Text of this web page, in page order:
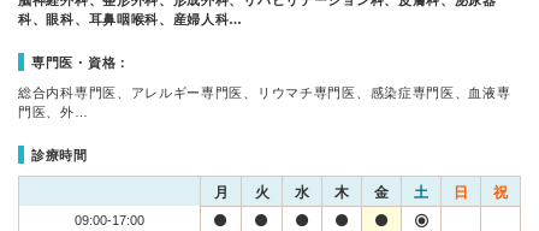
科、眼科、耳鼻咽喉科、産婦人科…
専門医・資格：
総合内科専門医、アレルギー専門医、リウマチ専門医、感染症専門医、血液専
門医、外…
診療時間
月 火 水 木 金 土 日 祝
09:00-17:00